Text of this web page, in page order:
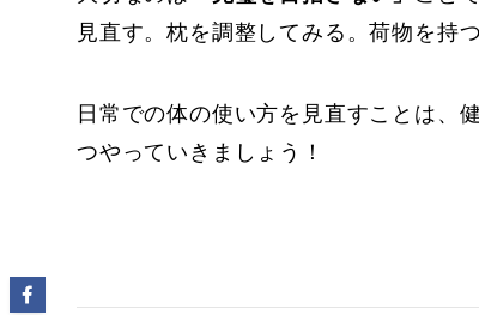
見直す。枕を調整してみる。荷物を持
日常での体の使い方を見直すことは、
つやっていきましょう！